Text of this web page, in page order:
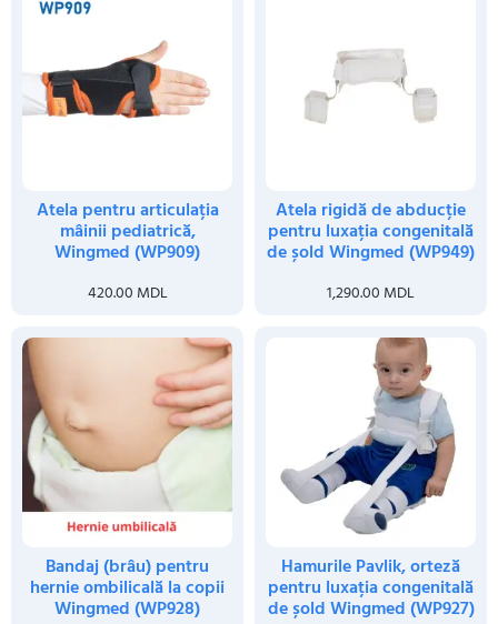
Atela pentru articulația
mâinii pediatrică,
Wingmed (WP909)
420.00 MDL
Atela rigidă de abducție
pentru luxația congenitală
de șold Wingmed (WP949)
1,290.00 MDL
Bandaj (brâu) pentru
hernie ombilicală la copii
Wingmed (WP928)
Hamurile Pavlik, orteză
pentru luxația congenitală
de șold Wingmed (WP927)